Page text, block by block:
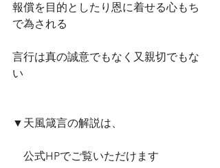
報償を目的としたり恩に着せる心もち
で為される
言行は真の誠意でもなく又親切でもな
い
▼天風箴言の解説は、
公式HPでご覧いただけます